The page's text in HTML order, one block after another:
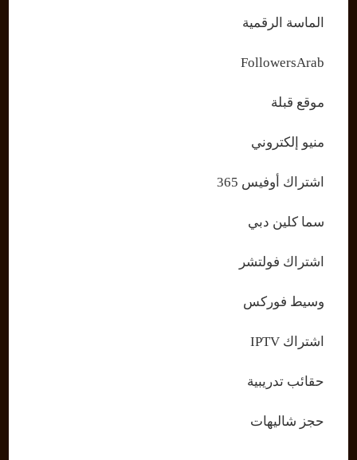
الماسة الرقمية
FollowersArab
موقع قبلة
منيو إلكتروني
اشتراك أوفيس 365
سما كلين دبي
اشتراك فولتشر
وسيط فوركس
اشتراك IPTV
حقائب تدريبية
حجز شاليهات